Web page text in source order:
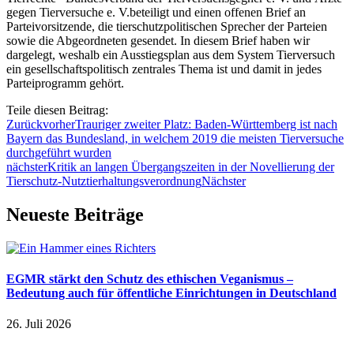
gegen Tierversuche e. V.beteiligt und einen offenen Brief an
Parteivorsitzende, die tierschutzpolitischen Sprecher der Parteien
sowie die Abgeordneten gesendet. In diesem Brief haben wir
dargelegt, weshalb ein Ausstiegsplan aus dem System Tierversuch
ein gesellschaftspolitisch zentrales Thema ist und damit in jedes
Parteiprogramm gehört.
Teile diesen Beitrag:
ZurückvorherTrauriger zweiter Platz: Baden-Württemberg ist nach
Bayern das Bundesland, in welchem 2019 die meisten Tierversuche
durchgeführt wurden
nächsterKritik an langen Übergangszeiten in der Novellierung der
Tierschutz-NutztierhaltungsverordnungNächster
Neueste Beiträge
EGMR stärkt den Schutz des ethischen Veganismus –
Bedeutung auch für öffentliche Einrichtungen in Deutschland
26. Juli 2026